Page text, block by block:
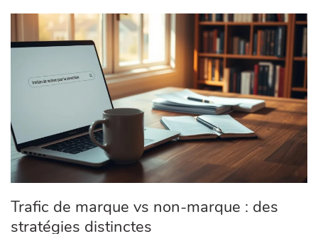
Trafic de marque vs non-marque : des
stratégies distinctes